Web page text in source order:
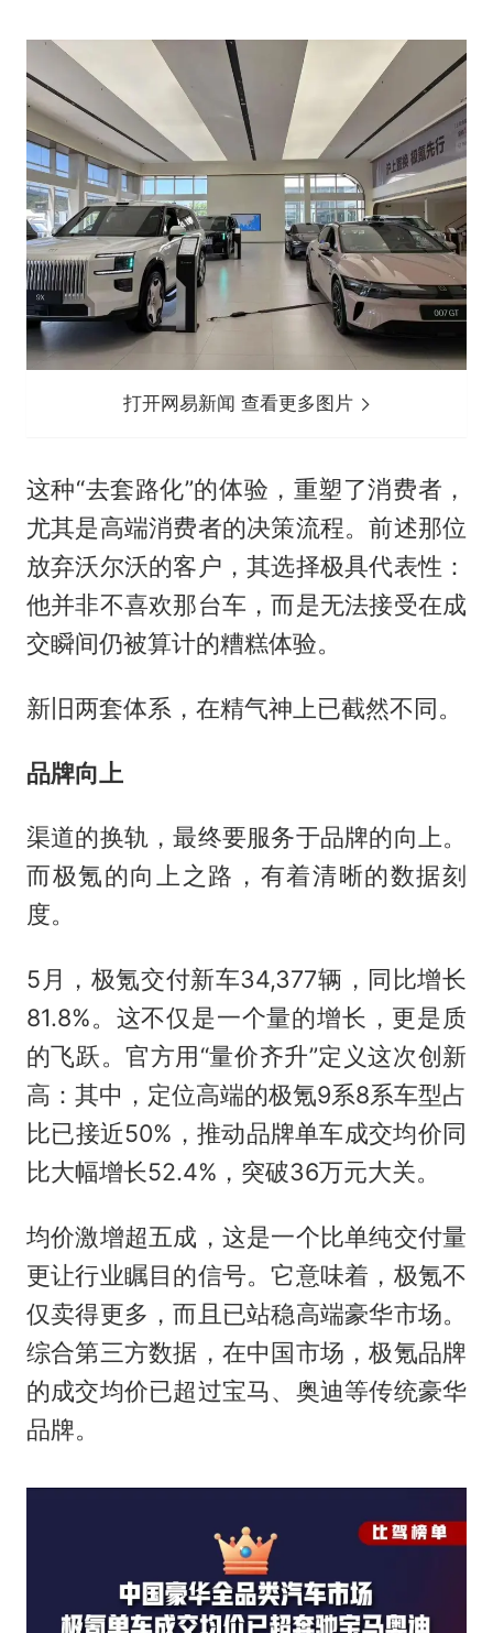
打开网易新闻 查看更多图片
这种“去套路化”的体验，重塑了消费者，
尤其是高端消费者的决策流程。前述那位
放弃沃尔沃的客户，其选择极具代表性：
他并非不喜欢那台车，而是无法接受在成
交瞬间仍被算计的糟糕体验。
新旧两套体系，在精气神上已截然不同。
品牌向上
渠道的换轨，最终要服务于品牌的向上。
而极氪的向上之路，有着清晰的数据刻
度。
5月，极氪交付新车34,377辆，同比增长
81.8%。这不仅是一个量的增长，更是质
的飞跃。官方用“量价齐升”定义这次创新
高：其中，定位高端的极氪9系8系车型占
比已接近50%，推动品牌单车成交均价同
比大幅增长52.4%，突破36万元大关。
均价激增超五成，这是一个比单纯交付量
更让行业瞩目的信号。它意味着，极氪不
仅卖得更多，而且已站稳高端豪华市场。
综合第三方数据，在中国市场，极氪品牌
的成交均价已超过宝马、奥迪等传统豪华
品牌。